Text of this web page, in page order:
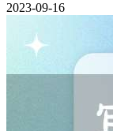
2023-09-16